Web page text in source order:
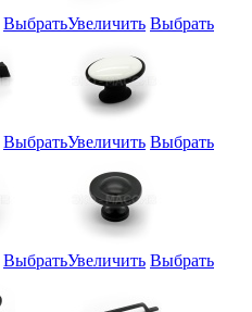
ВыбратьУвеличить Выбрать
ВыбратьУвеличить Выбрать
ВыбратьУвеличить Выбрать